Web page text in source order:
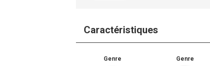
Caractéristiques
Genre Genre